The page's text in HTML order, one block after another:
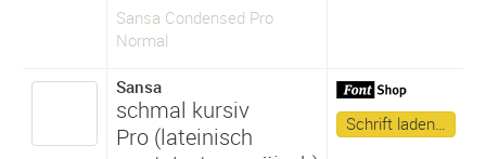
Sansa Condensed Pro
Normal
Sansa
schmal kursiv
Pro (lateinisch
Schrift laden…